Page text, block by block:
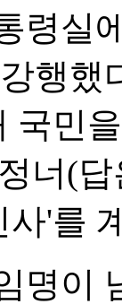
령실
행
국민
너(
'를
명이